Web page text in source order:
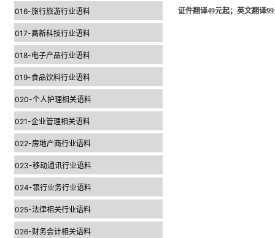
016-旅行旅游行业语料
017-高新科技行业语料
018-电子产品行业语料
019-食品饮料行业语料
020-个人护理相关语料
021-企业管理相关语料
022-房地产商行业语料
023-移动通讯行业语料
024-银行业务行业语料
025-法律相关行业语料
026-财务会计相关语料
证件翻译49元起；英文翻译